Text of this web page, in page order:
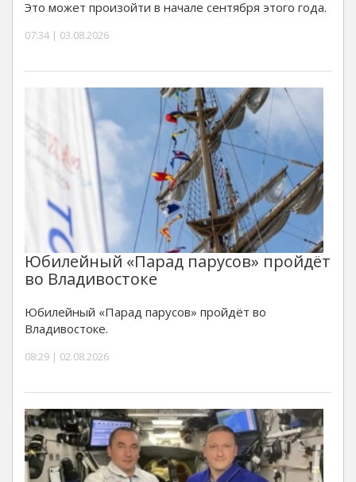
Это может произойти в начале сентября этого года.
07:34 | 03.08.2026
Юбилейный «Парад парусов» пройдёт
во Владивостоке
Юбилейный «Парад парусов» пройдёт во
Владивостоке.
08:29 | 02.08.2026